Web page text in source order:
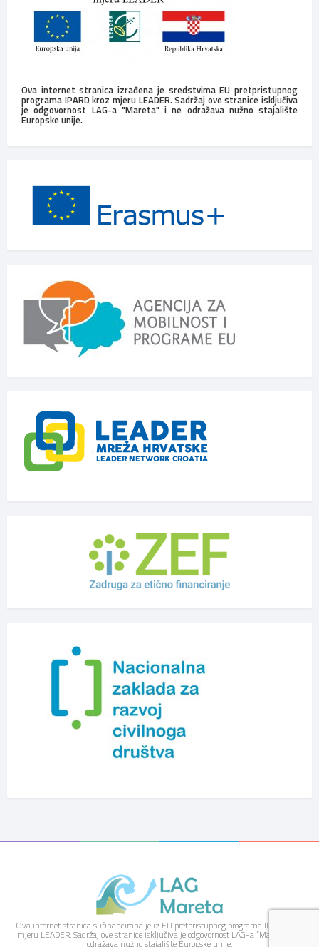
Ova internet stranica izrađena je sredstvima EU pretpristupnog
programa IPARD kroz mjeru LEADER. Sadržaj ove stranice isključiva
je odgovornost LAG-a "Mareta" i ne odražava nužno stajalište
Europske unije.
Ova internet stranica sufinancirana je iz EU pretpristupnog programa IPARD kroz
mjeru LEADER. Sadržaj ove stranice isključiva je odgovornost LAG-a “Mareta” i ne
odražava nužno stajalište Europske unije.